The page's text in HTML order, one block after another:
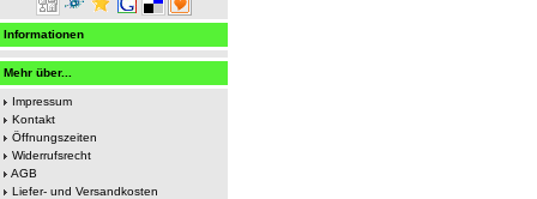
Informationen
Mehr über...
Impressum
Kontakt
Öffnungszeiten
Widerrufsrecht
AGB
Liefer- und Versandkosten